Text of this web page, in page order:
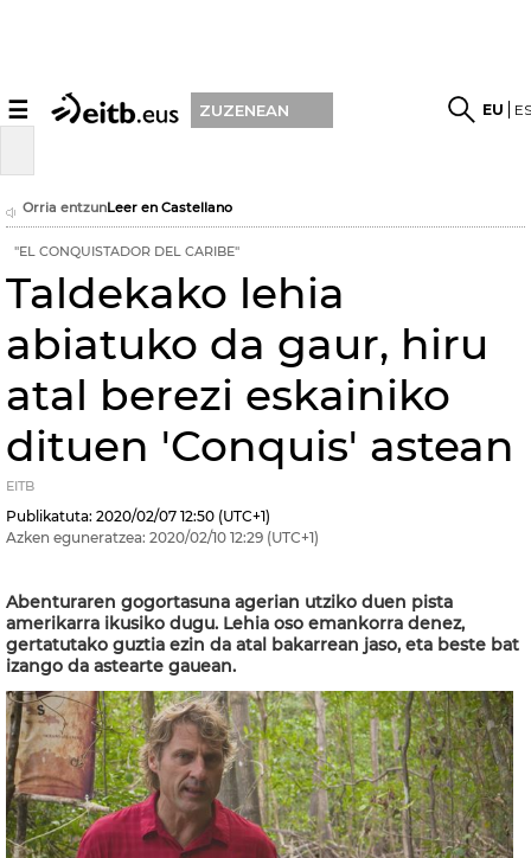
☰ ZUZENEAN EU
Orria entzunLeer en Castellano
''EL CONQUISTADOR DEL CARIBE''
Taldekako lehia
abiatuko da gaur, hiru
atal berezi eskainiko
dituen 'Conquis' astean
EITB
Publikatuta: 2020/02/07 12:50 (UTC+1)
Azken eguneratzea: 2020/02/10 12:29 (UTC+1)
Abenturaren gogortasuna agerian utziko duen pista
amerikarra ikusiko dugu. Lehia oso emankorra denez,
gertatutako guztia ezin da atal bakarrean jaso, eta beste bat
izango da astearte gauean.